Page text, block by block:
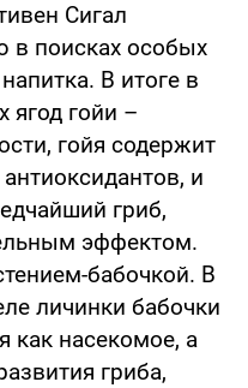
Сигал
в поисках особых
В итоге в
ягод гойи –
гойя содержит
и
гриб,
эффектом.
бабочкой. В
личинки бабочки
как насекомое, а
гриба,